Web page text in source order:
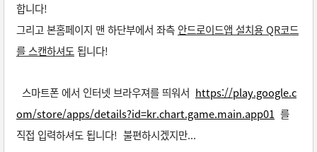
합니다!
그리고 본홈페이지 맨 하단부에서 좌측 안드로이드앱 설치용 QR코드
를 스캔하셔도 됩니다!
스마트폰 에서 인터넷 브라우져를 띄워서 https://play.google.c
om/store/apps/details?id=kr.chart.game.main.app01 를
직접 입력하셔도 됩니다! 불편하시겠지만...